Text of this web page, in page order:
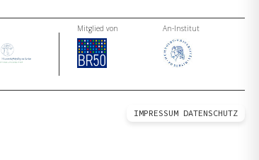
Mitglied von An-Institut
IMPRESSUM DATENSCHUTZ